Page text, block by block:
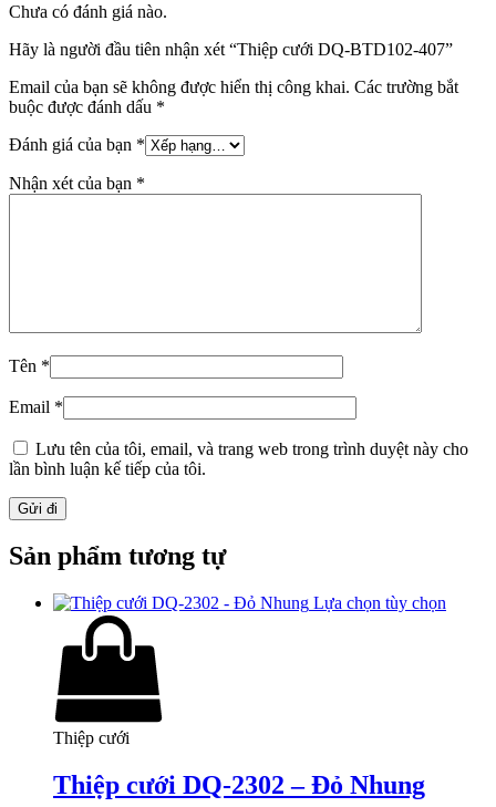
Chưa có đánh giá nào.
Hãy là người đầu tiên nhận xét “Thiệp cưới DQ-BTD102-407”
Email của bạn sẽ không được hiển thị công khai. Các trường bắt
buộc được đánh dấu *
Đánh giá của bạn *
Nhận xét của bạn *
Tên *
Email *
Lưu tên của tôi, email, và trang web trong trình duyệt này cho
lần bình luận kế tiếp của tôi.
Sản phẩm tương tự
Lựa chọn tùy chọn
Thiệp cưới
Thiệp cưới DQ-2302 – Đỏ Nhung